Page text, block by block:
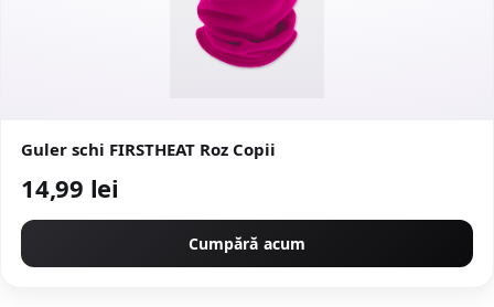
Guler schi FIRSTHEAT Roz Copii
14,99 lei
Cumpără acum